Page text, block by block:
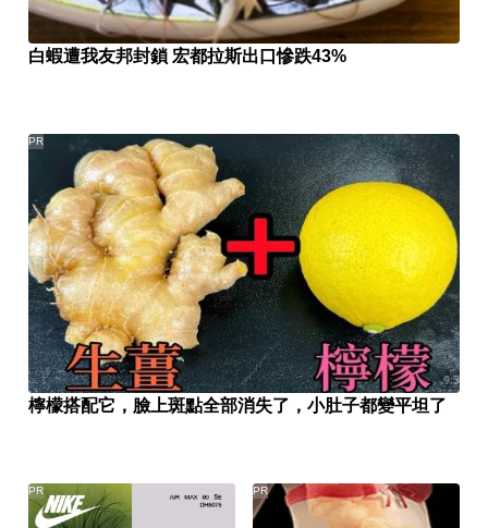
白蝦遭我友邦封鎖 宏都拉斯出口慘跌43%
檸檬搭配它，臉上斑點全部消失了，小肚子都變平坦了
PR
PR PR